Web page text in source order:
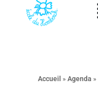
Accueil » Agenda »